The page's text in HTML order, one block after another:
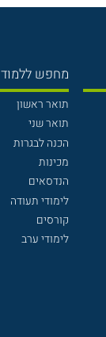
מחפש ללמוד
תואר ראשון
תואר שני
הכנה לבגרות
מכינות
הנדסאים
לימודי תעודה
קורסים
לימודי ערב